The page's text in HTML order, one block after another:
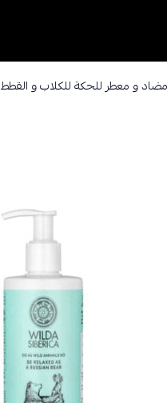
مضاد و معطر للحكة للكلاب و القطط